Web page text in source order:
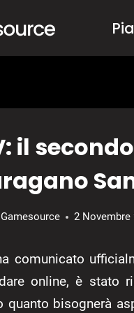
il
2 Novembre
comunicato
online, è stato
quanto bisognerà